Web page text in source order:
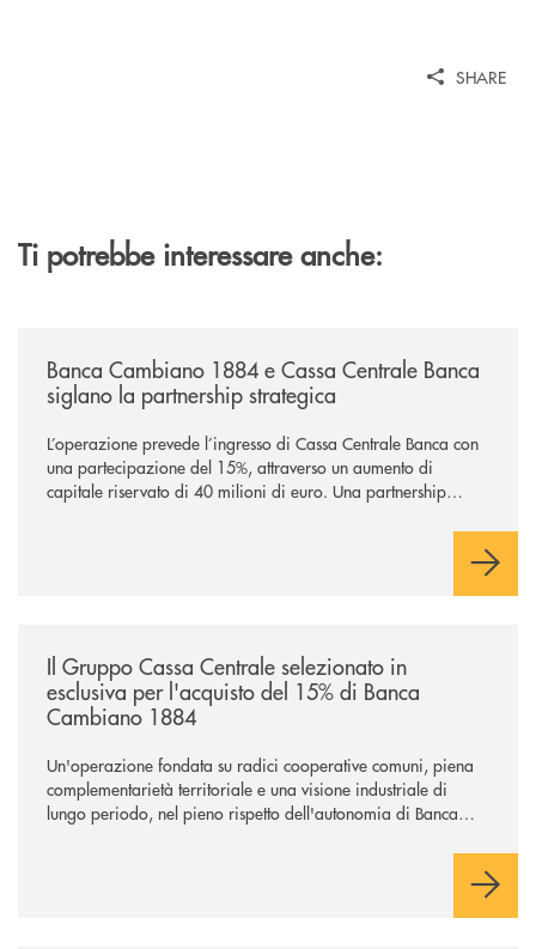
SHARE
Ti potrebbe interessare anche:
Banca Cambiano 1884 e Cassa Centrale Banca
siglano la partnership strategica
L’operazione prevede l’ingresso di Cassa Centrale Banca con
una partecipazione del 15%, attraverso un aumento di
capitale riservato di 40 milioni di euro. Una partnership
comuni e sulla prossimità ai territori, per ampliare l’offerta e
Il Gruppo Cassa Centrale selezionato in
esclusiva per l'acquisto del 15% di Banca
Cambiano 1884
Un'operazione fondata su radici cooperative comuni, piena
complementarietà territoriale e una visione industriale di
lungo periodo, nel pieno rispetto dell'autonomia di Banca
negoziazione esclusiva per la finalizzazione dell’operazione.